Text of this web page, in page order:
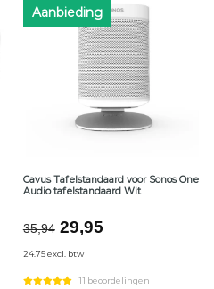
Aanbieding
Cavus Tafelstandaard voor Sonos One
Audio tafelstandaard Wit
35,94 Oorspronkelijke
was:
€35,94.
29,95Huidige
€29,95.
24.75 excl. btw
11 beoordelingen